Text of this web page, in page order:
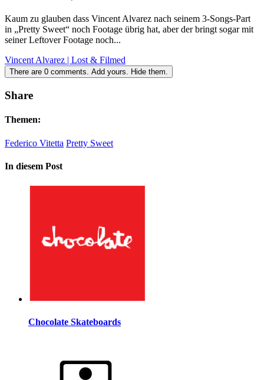
Kaum zu glauben dass Vincent Alvarez nach seinem 3-Songs-Part
in „Pretty Sweet“ noch Footage übrig hat, aber der bringt sogar mit
seiner Leftover Footage noch...
Vincent Alvarez | Lost & Filmed
There are 0 comments. Add yours. Hide them.
Share
Themen:
Federico Vitetta Pretty Sweet
In diesem Post
Chocolate Skateboards